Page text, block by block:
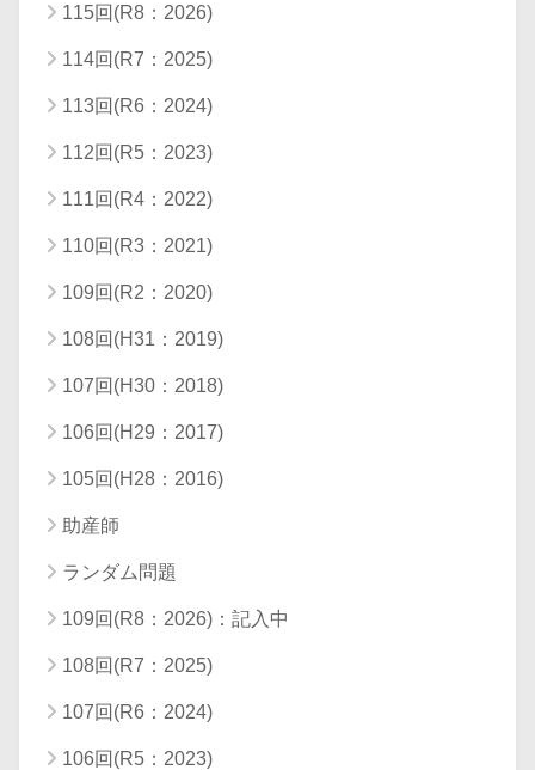
115回(R8：2026)
114回(R7：2025)
113回(R6：2024)
112回(R5：2023)
111回(R4：2022)
110回(R3：2021)
109回(R2：2020)
108回(H31：2019)
107回(H30：2018)
106回(H29：2017)
105回(H28：2016)
助産師
ランダム問題
109回(R8：2026)：記入中
108回(R7：2025)
107回(R6：2024)
106回(R5：2023)